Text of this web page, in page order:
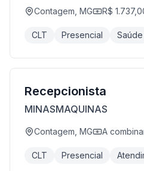
Contagem, MG R$
CLT Presencial Saúde
Recepcionista
MINASMAQUINAS
Contagem, MG A
CLT Presencial